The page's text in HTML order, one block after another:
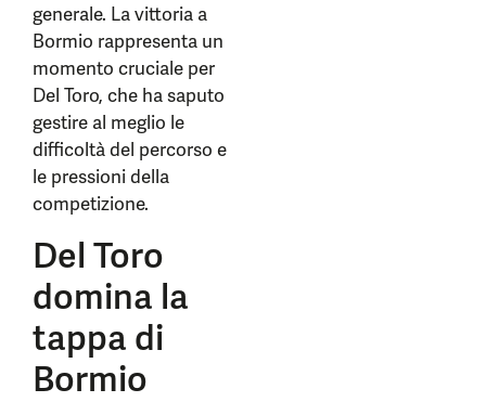
generale. La vittoria a
Bormio rappresenta un
momento cruciale per
Del Toro, che ha saputo
gestire al meglio le
difficoltà del percorso e
le pressioni della
competizione.
Del Toro
domina la
tappa di
Bormio